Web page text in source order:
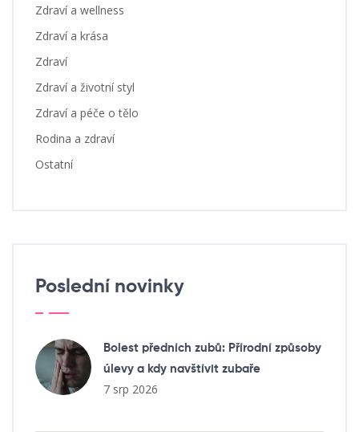
Zdraví a wellness
Zdraví a krása
Zdraví
Zdraví a životní styl
Zdraví a péče o tělo
Rodina a zdraví
Ostatní
Poslední novinky
Bolest předních zubů: Přírodní způsoby
úlevy a kdy navštívit zubaře
7 srp 2026